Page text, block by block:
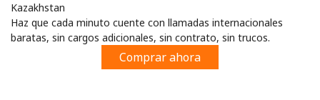
o
Kazakhstan
Haz que cada minuto cuente con llamadas internacionales
baratas, sin cargos adicionales, sin contrato, sin trucos.
Comprar ahora